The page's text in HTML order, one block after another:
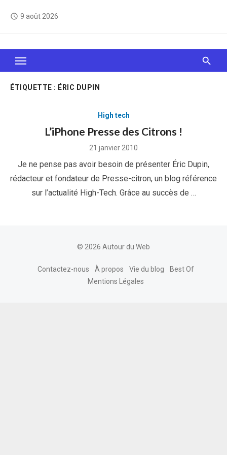
access_time 9 août 2026
Le Web, c'est comme une boîte de chocolats… On
sait jamais sur quoi on va tomber !
ÉTIQUETTE : ÉRIC DUPIN
High tech
L’iPhone Presse des Citrons !
Posted
21 janvier 2010
Je ne pense pas avoir besoin de présenter Éric Dupin,
rédacteur et fondateur de Presse-citron, un blog référence
sur l’actualité High-Tech. Grâce au succès de …
© 2026 Autour du Web
Contactez-nous À propos Vie du blog
Best Of
Mentions Légales